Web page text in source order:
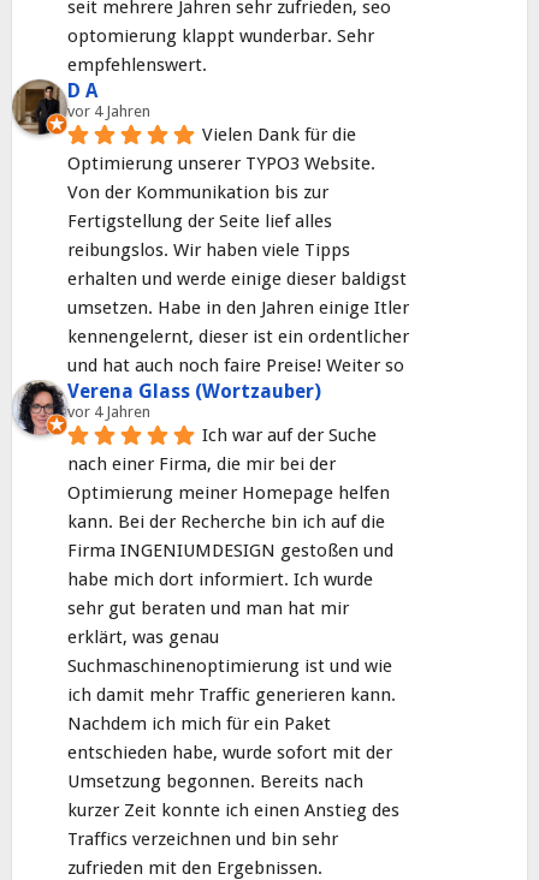
seit mehrere Jahren sehr zufrieden, seo
optomierung klappt wunderbar. Sehr
empfehlenswert.
D A
vor 4 Jahren
Vielen Dank für die
Optimierung unserer TYPO3 Website.
Von der Kommunikation bis zur
Fertigstellung der Seite lief alles
reibungslos. Wir haben viele Tipps
erhalten und werde einige dieser baldigst
umsetzen. Habe in den Jahren einige Itler
kennengelernt, dieser ist ein ordentlicher
und hat auch noch faire Preise! Weiter so
Verena Glass (Wortzauber)
vor 4 Jahren
Ich war auf der Suche
nach einer Firma, die mir bei der
Optimierung meiner Homepage helfen
kann. Bei der Recherche bin ich auf die
Firma INGENIUMDESIGN gestoßen und
habe mich dort informiert. Ich wurde
sehr gut beraten und man hat mir
erklärt, was genau
Suchmaschinenoptimierung ist und wie
ich damit mehr Traffic generieren kann.
Nachdem ich mich für ein Paket
entschieden habe, wurde sofort mit der
Umsetzung begonnen. Bereits nach
kurzer Zeit konnte ich einen Anstieg des
Traffics verzeichnen und bin sehr
zufrieden mit den Ergebnissen.